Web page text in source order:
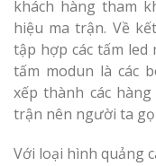
khách hàng tham
hiệu ma trận. Về
tập hợp các tấm led
tấm modun là các
xếp thành các
trận nên người ta
Với loại hình quảng